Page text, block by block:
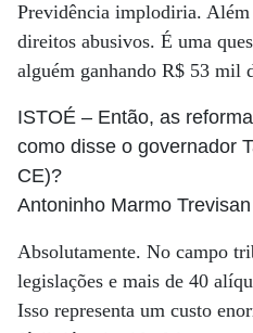
Previdência implodiria. Além
direitos abusivos. É uma
alguém ganhando R$ 53 mil
ISTOÉ – Então, as
como disse o governador
CE)?
Antoninho Marmo Trevisan
Absolutamente. No campo
legislações e mais de 40
Isso representa um custo